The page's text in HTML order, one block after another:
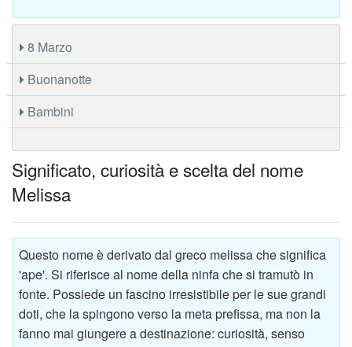
8 Marzo
Buonanotte
Bambini
Significato, curiosità e scelta del nome
Melissa
Questo nome è derivato dal greco melissa che significa
'ape'. Si riferisce al nome della ninfa che si tramutò in
fonte. Possiede un fascino irresistibile per le sue grandi
doti, che la spingono verso la meta prefissa, ma non la
fanno mai giungere a destinazione: curiosità, senso